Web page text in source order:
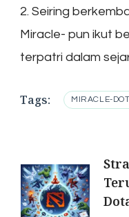
2. Seiring
Miracle- pun ikut
terpatri dalam
Tags: MIRACLE-
Post